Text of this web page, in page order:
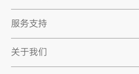
服务支持
关于我们